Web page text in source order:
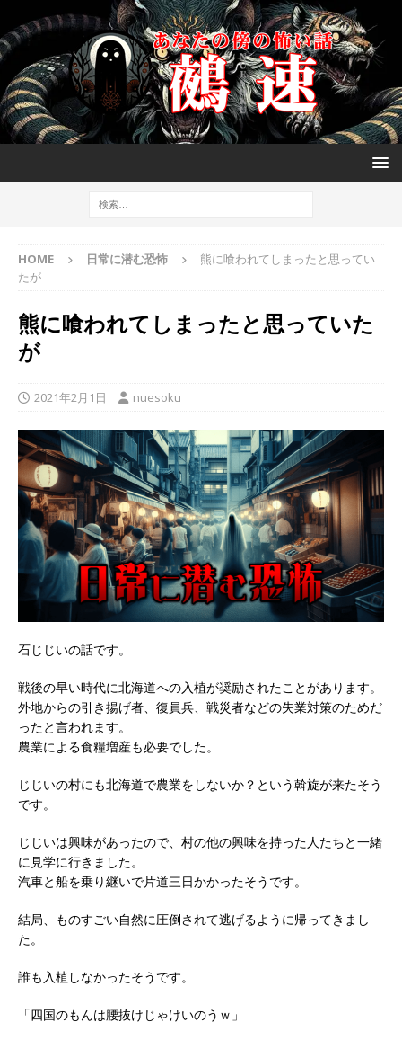
HOME 日常に潜む恐怖
熊に喰われてしまったと思ってい
たが
熊に喰われてしまったと思っていた
が
2021年2月1日 nuesoku
石じじいの話です。
戦後の早い時代に北海道への入植が奨励されたことがあります。
外地からの引き揚げ者、復員兵、戦災者などの失業対策のためだ
ったと言われます。
農業による食糧増産も必要でした。
じじいの村にも北海道で農業をしないか？という斡旋が来たそう
です。
じじいは興味があったので、村の他の興味を持った人たちと一緒
に見学に行きました。
汽車と船を乗り継いで片道三日かかったそうです。
結局、ものすごい自然に圧倒されて逃げるように帰ってきまし
た。
誰も入植しなかったそうです。
「四国のもんは腰抜けじゃけいのうｗ」